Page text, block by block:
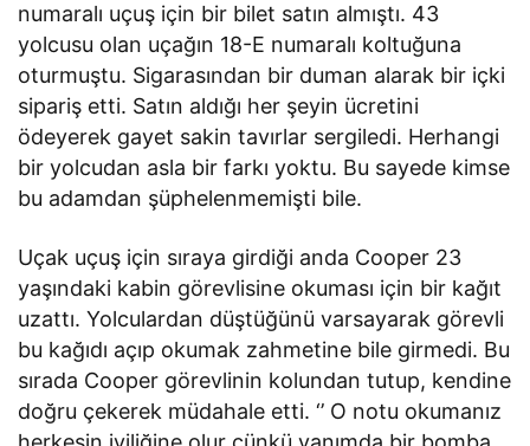
numaralı uçuş için bir bilet satın almıştı. 43
yolcusu olan uçağın 18-E numaralı koltuğuna
oturmuştu. Sigarasından bir duman alarak bir içki
sipariş etti. Satın aldığı her şeyin ücretini
ödeyerek gayet sakin tavırlar sergiledi. Herhangi
bir yolcudan asla bir farkı yoktu. Bu sayede kimse
bu adamdan şüphelenmemişti bile.
Uçak uçuş için sıraya girdiği anda Cooper 23
yaşındaki kabin görevlisine okuması için bir kağıt
uzattı. Yolculardan düştüğünü varsayarak görevli
bu kağıdı açıp okumak zahmetine bile girmedi. Bu
sırada Cooper görevlinin kolundan tutup, kendine
doğru çekerek müdahale etti. ‘’ O notu okumanız